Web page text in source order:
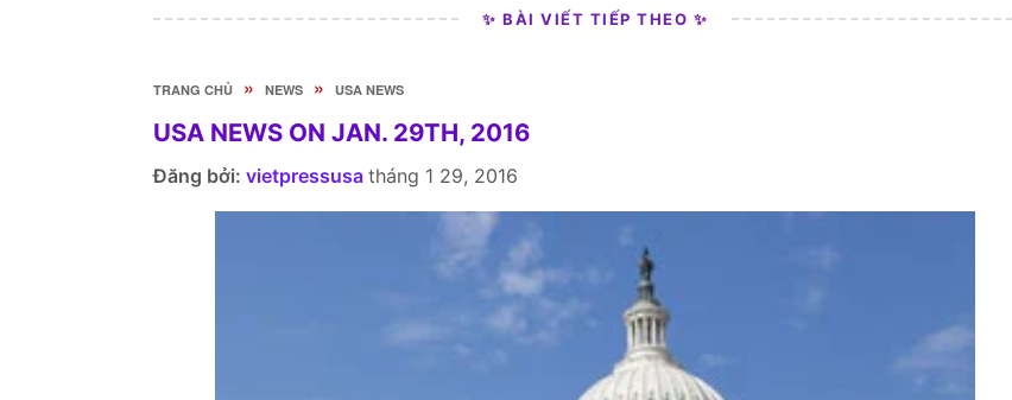
✨ BÀI VIẾT TIẾP THEO ✨
TRANG CHỦ » NEWS » USA NEWS
USA NEWS ON JAN. 29TH, 2016
Đăng bởi: vietpressusa tháng 1 29, 2016